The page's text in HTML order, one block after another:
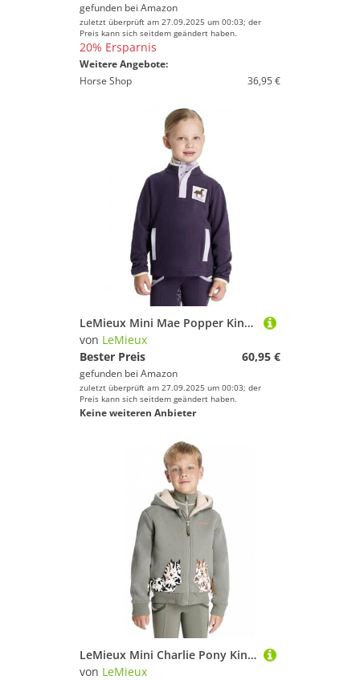
gefunden bei Amazon
zuletzt überprüft am 27.09.2025 um 00:03; der
Preis kann sich seitdem geändert haben.
20% Ersparnis
Weitere Angebote:
Horse Shop
36,95 €
LeMieux Mini Mae Popper Kinder-Fleece, Wacholder
von LeMieux
Bester Preis
60,95 €
gefunden bei Amazon
zuletzt überprüft am 27.09.2025 um 00:03; der
Preis kann sich seitdem geändert haben.
Keine weiteren Anbieter
LeMieux Mini Charlie Pony Kinder Hoodie – Rosmarin
von LeMieux